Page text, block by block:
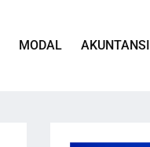
MODAL AKUNTANSI